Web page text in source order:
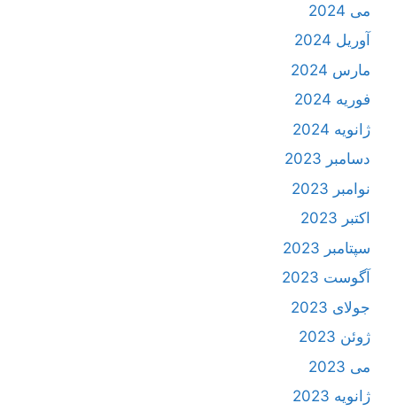
می 2024
آوریل 2024
مارس 2024
فوریه 2024
ژانویه 2024
دسامبر 2023
نوامبر 2023
اکتبر 2023
سپتامبر 2023
آگوست 2023
جولای 2023
ژوئن 2023
می 2023
ژانویه 2023